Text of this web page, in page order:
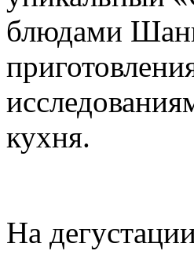
блюдами
кухня.
На